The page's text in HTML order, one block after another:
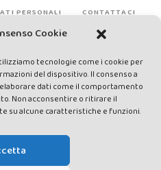
Cookie
tecnologie come i cookie per
del dispositivo. Il consenso a
dati come il comportamento
Non acconsentire o ritirare il
su alcune caratteristiche e funzioni.
PERSONALI CONTATTACI
presso il Tribunale di Siena con
- Direttrice Responsabile: Chiara